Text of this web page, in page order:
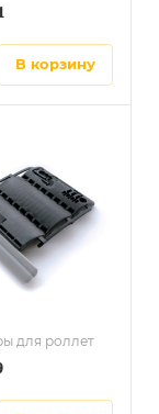
в корзину
для роллет